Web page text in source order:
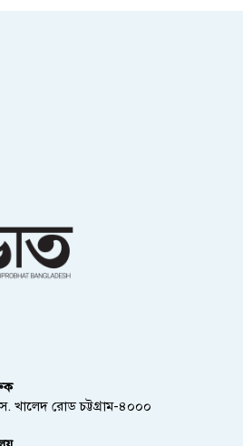
খালেদ রোড চট্টগ্রাম-৪০০০